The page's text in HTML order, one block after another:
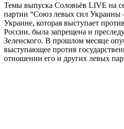
Темы выпуска Соловьёв LIVE на
партии “Союз левых сил Украины
Украине, которая выступает
России, была запрещена и
Зеленского. В прошлом месяце
выступающее против
отношении его и других левых